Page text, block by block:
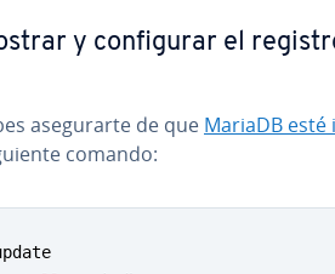
y co­n­fi­gu­rar el
ase­gu­rar­te de que MariaDB esté
comando: